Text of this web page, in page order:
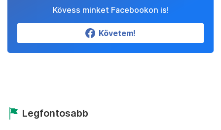
Kövess minket Facebookon is!
Követem!
Legfontosabb